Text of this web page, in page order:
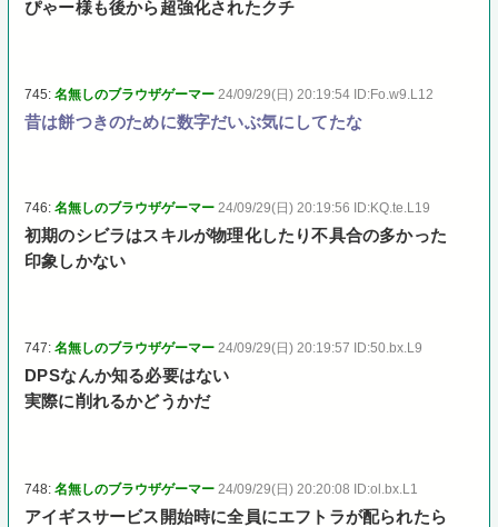
ぴゃー様も後から超強化されたクチ
745:名無しのブラウザゲーマー 24/09/29(日) 20:19:54 ID:Fo.w9.L12
昔は餅つきのために数字だいぶ気にしてたな
746:名無しのブラウザゲーマー 24/09/29(日) 20:19:56 ID:KQ.te.L19
初期のシビラはスキルが物理化したり不具合の多かった
印象しかない
747:名無しのブラウザゲーマー 24/09/29(日) 20:19:57 ID:50.bx.L9
DPSなんか知る必要はない
実際に削れるかどうかだ
748:名無しのブラウザゲーマー 24/09/29(日) 20:20:08 ID:ol.bx.L1
アイギスサービス開始時に全員にエフトラが配られたら